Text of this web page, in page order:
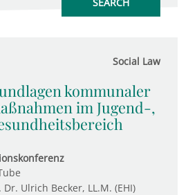
Social Law
kommunaler
im Jugend-,
Dr. Ulrich Becker, LL.M. (EHI)